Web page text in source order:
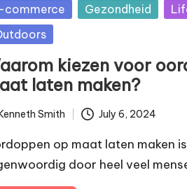
commerce Gezondheid
kiezen voor
laten maken?
Smith July 6, 2024
op maat laten maken
door heel veel